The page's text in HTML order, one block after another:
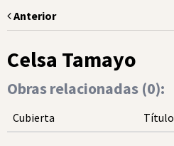
Anterior
Celsa Tamayo
Obras relacionadas (0):
Cubierta Título